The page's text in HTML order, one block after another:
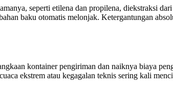
seperti etilena dan propilena, diekstraksi
baku otomatis melonjak. Ketergantungan
kontainer pengiriman dan naiknya biaya
ekstrem atau kegagalan teknis sering kali